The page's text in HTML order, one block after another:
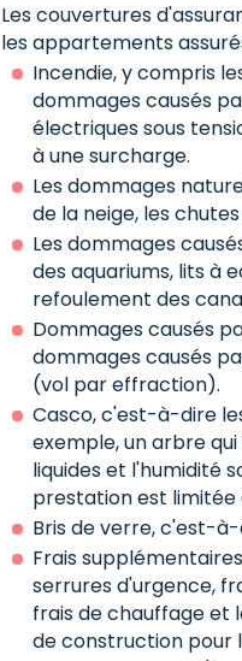
Les couvertures
les appartements
Incendie, y compris
dommages causés
électriques sous
à une surcharge.
Les dommages
de la neige, les
Les dommages
des aquariums, lits à
refoulement des
Dommages causés
dommages causés
(vol par effraction).
Casco, c'est-à-dire
exemple, un arbre
liquides et l'humidité
prestation est limitée
Bris de verre, c'est-
Frais
serrures d'urgence,
frais de chauffage et
de construction pour